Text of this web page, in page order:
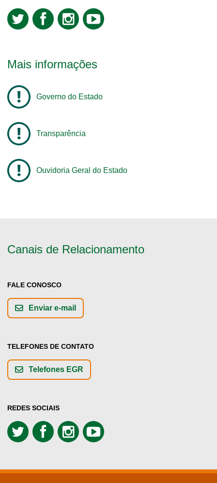
Mais informações
Governo do Estado
Transparência
Ouvidoria Geral do Estado
Canais de Relacionamento
FALE CONOSCO
Enviar e-mail
TELEFONES DE CONTATO
Telefones EGR
REDES SOCIAIS